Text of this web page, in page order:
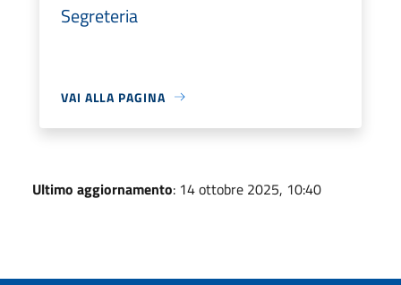
Segreteria
VAI ALLA PAGINA
Ultimo aggiornamento: 14 ottobre 2025, 10:40